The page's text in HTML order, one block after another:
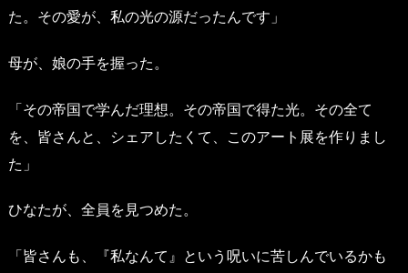
た。その愛が、私の光の源だったんです」
母が、娘の手を握った。
「その帝国で学んだ理想。その帝国で得た光。その全て
を、皆さんと、シェアしたくて、このアート展を作りまし
た」
ひなたが、全員を見つめた。
「皆さんも、『私なんて』という呪いに苦しんでいるかも